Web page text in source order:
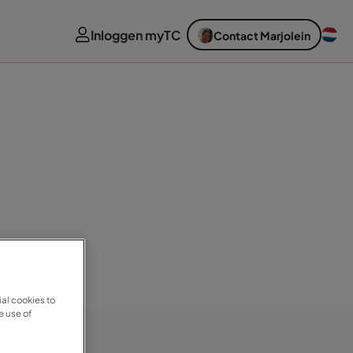
Inloggen myTC Contact Marjolein
cookies to
use of